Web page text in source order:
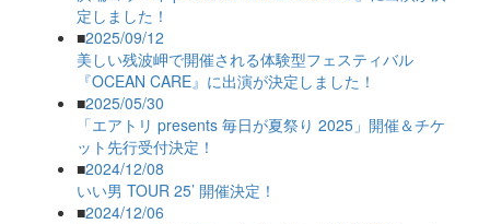
定しました！
■2025/09/12
美しい残波岬で開催される体験型フェスティバル
『OCEAN CARE』に出演が決定しました！
■2025/05/30
「エアトリ presents 毎日が夏祭り 2025」開催＆チケ
ット先行受付決定！
■2024/12/08
いい男 TOUR 25’ 開催決定！
■2024/12/06